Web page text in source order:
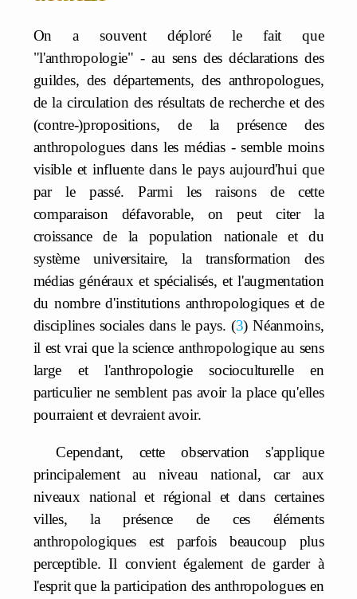
On a souvent déploré le fait que
"l'anthropologie" - au sens des déclarations des
guildes, des départements, des anthropologues,
de la circulation des résultats de recherche et des
(contre-)propositions, de la présence des
anthropologues dans les médias - semble moins
visible et influente dans le pays aujourd'hui que
par le passé. Parmi les raisons de cette
comparaison défavorable, on peut citer la
croissance de la population nationale et du
système universitaire, la transformation des
médias généraux et spécialisés, et l'augmentation
du nombre d'institutions anthropologiques et de
disciplines sociales dans le pays.
3 Néanmoins,
il est vrai que la science anthropologique au sens
large et l'anthropologie socioculturelle en
particulier ne semblent pas avoir la place qu'elles
pourraient et devraient avoir.
Cependant, cette observation s'applique
principalement au niveau national, car aux
niveaux national et régional et dans certaines
villes, la présence de ces éléments
anthropologiques est parfois beaucoup plus
perceptible. Il convient également de garder à
l'esprit que la participation des anthropologues en